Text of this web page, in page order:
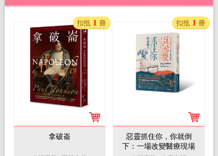
拿破崙
扣抵 1 冊
惡靈抓住你，你就倒
下：一場改變醫療現場
扣抵 1 冊